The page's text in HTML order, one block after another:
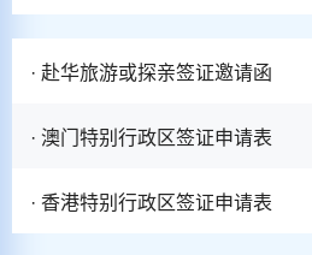
· 赴华旅游或探亲签证邀请函
· 澳门特别行政区签证申请表
· 香港特别行政区签证申请表